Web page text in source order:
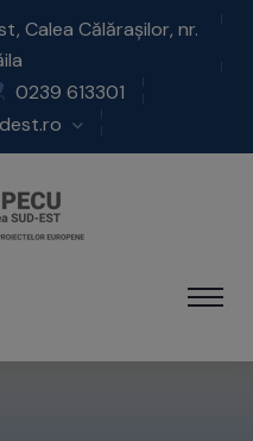
Calea Călărașilor, nr.
0239 613301